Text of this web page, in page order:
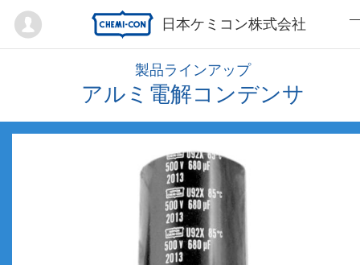
日本ケミコン株式会社
Mypage
製品ラインアップ
アルミ電解コンデンサ